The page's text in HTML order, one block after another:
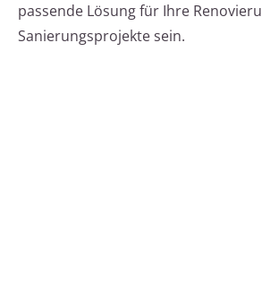
passende Lösung für Ihre
Sanierungsprojekte sein.